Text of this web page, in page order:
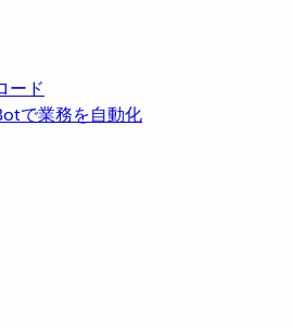
ード
で業務を自動化